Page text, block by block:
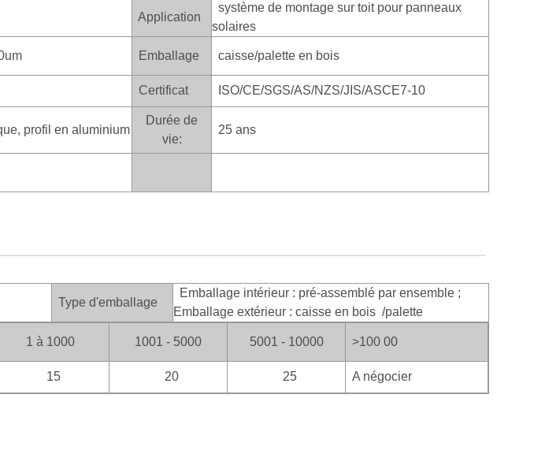
Application
système de montage sur toit pour panneaux
solaires
Emballage caisse/palette en bois
Certificat ISO/CE/SGS/AS/NZS/JIS/ASCE7-10
profil en aluminium
Durée de
vie:
25 ans
Type d'emballage
Emballage intérieur : pré-assemblé par ensemble ;
Emballage extérieur : caisse en bois /palette
1 à 1000 1001 - 5000 5001 - 10000 >100 00
15 20 25 A négocier